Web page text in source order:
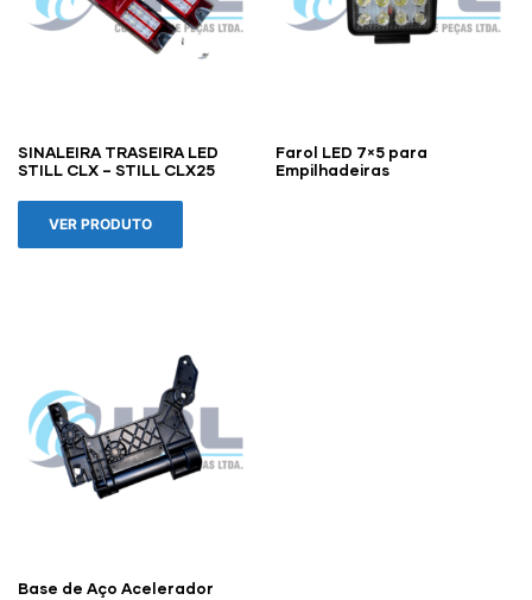
SINALEIRA TRASEIRA LED
STILL CLX – STILL CLX25
VER PRODUTO
Farol LED 7×5 para
Empilhadeiras
Base de Aço Acelerador